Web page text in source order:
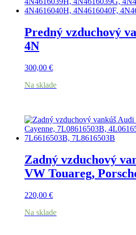
Predný vzduchový
4N
300,00 €
Na sklade
Zadný vzduchový
VW Touareg,
220,00 €
Na sklade